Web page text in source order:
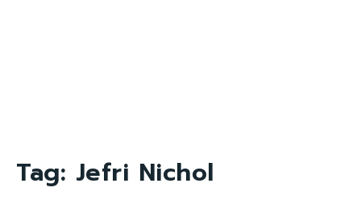
Tag: Jefri Nichol